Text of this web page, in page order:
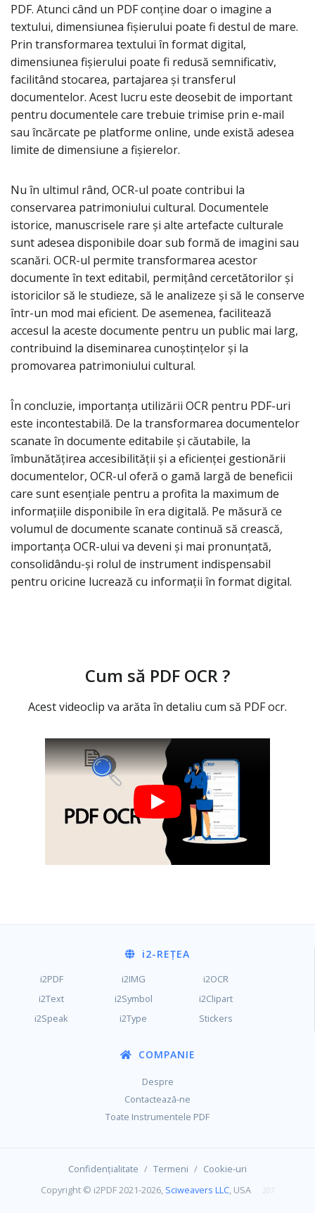
PDF. Atunci când un PDF conține doar o imagine a
textului, dimensiunea fișierului poate fi destul de mare.
Prin transformarea textului în format digital,
dimensiunea fișierului poate fi redusă semnificativ,
facilitând stocarea, partajarea și transferul
documentelor. Acest lucru este deosebit de important
pentru documentele care trebuie trimise prin e-mail
sau încărcate pe platforme online, unde există adesea
limite de dimensiune a fișierelor.
Nu în ultimul rând, OCR-ul poate contribui la
conservarea patrimoniului cultural. Documentele
istorice, manuscrisele rare și alte artefacte culturale
sunt adesea disponibile doar sub formă de imagini sau
scanări. OCR-ul permite transformarea acestor
documente în text editabil, permițând cercetătorilor și
istoricilor să le studieze, să le analizeze și să le conserve
într-un mod mai eficient. De asemenea, facilitează
accesul la aceste documente pentru un public mai larg,
contribuind la diseminarea cunoștințelor și la
promovarea patrimoniului cultural.
În concluzie, importanța utilizării OCR pentru PDF-uri
este incontestabilă. De la transformarea documentelor
scanate în documente editabile și căutabile, la
îmbunătățirea accesibilității și a eficienței gestionării
documentelor, OCR-ul oferă o gamă largă de beneficii
care sunt esențiale pentru a profita la maximum de
informațiile disponibile în era digitală. Pe măsură ce
volumul de documente scanate continuă să crească,
importanța OCR-ului va deveni și mai pronunțată,
consolidându-și rolul de instrument indispensabil
pentru oricine lucrează cu informații în format digital.
Cum să PDF OCR ?
Acest videoclip va arăta în detaliu cum să PDF ocr.
i2-REȚEA
i2PDF i2IMG
i2OCR
i2Text
i2Symbol
i2Clipart
i2Speak
i2Type Stickers
COMPANIE
Despre
Contactează-ne
Toate Instrumentele PDF
Confidențialitate / Termeni / Cookie-uri
Copyright © i2PDF 2021-2026, Sciweavers LLC, USA 207